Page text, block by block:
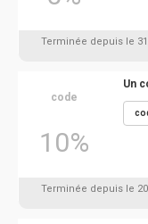
Terminée depuis le
code
10%
Un
Terminée depuis le